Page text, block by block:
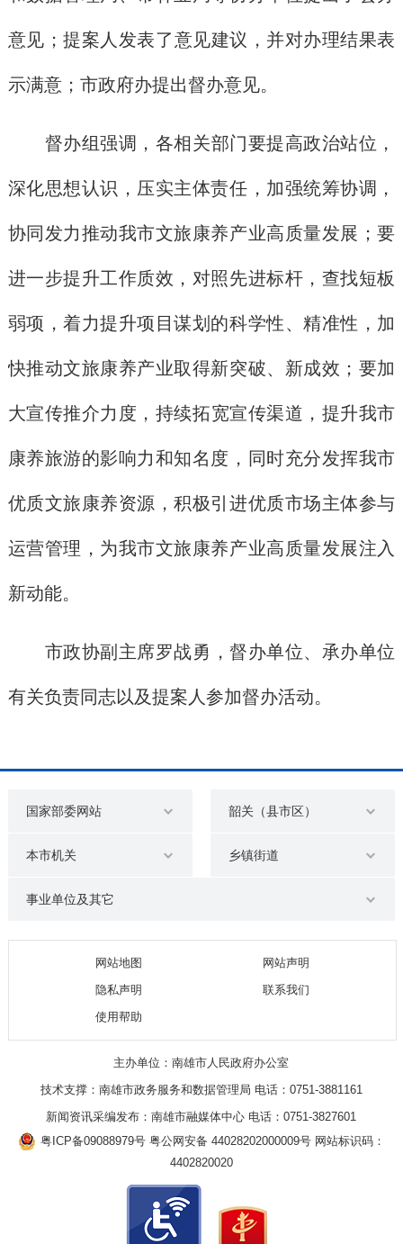
意见 ； 提案人发表了意见建议 ， 并对办理结果表
示满意； 市政府办提出督办意见。
督办组强调，各相关部门要提高政治站位，
深化思想认识，压实主体责任，加强统筹协调，
协同发力推动我市文旅康养产业高质量发展；要
进一步提升工作质效，对照先进标杆，查找短板
弱项，着力提升项目谋划的科学性、精准性，加
快推动文旅康养产业取得新突破、新成效；要加
大宣传推介力度，持续拓宽宣传渠道，提升我市
康养旅游的影响力和知名度，同时充分发挥我市
优质文旅康养资源，积极引进优质市场主体参与
运营管理，为我市文旅康养产业高质量发展注入
新动能。
市政协副主席罗战勇，督办单位、承办单位
有关负责同志以及提案人参加督办活动。
国家部委网站 韶关（县市区）
本市机关 乡镇街道
事业单位及其它
网站地图
网站声明
隐私声明
联系我们
使用帮助
主办单位：南雄市人民政府办公室
技术支撑：南雄市政务服务和数据管理局 电话：0751-3881161
新闻资讯采编发布：南雄市融媒体中心 电话：0751-3827601
粤ICP备09088979号 粤公网安备 44028202000009号网站标识码：
4402820020